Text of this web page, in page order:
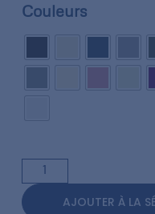
Couleurs
AJOUTER À LA